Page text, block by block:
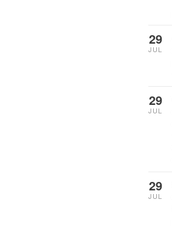
29
JUL
29
JUL
29
JUL